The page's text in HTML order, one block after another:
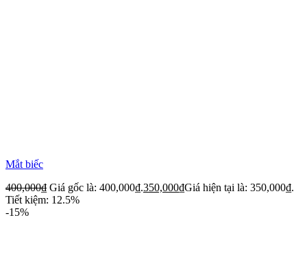
Mắt biếc
400,000₫ Giá gốc là: 400,000₫.350,000₫Giá hiện tại là: 350,000₫.
Tiết kiệm: 12.5%
-15%